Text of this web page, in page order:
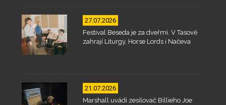
27.07.2026
Festival Beseda je za dveřmi. V Tasově
zahrají Liturgy, Horse Lords i Načeva
21.07.2026
Marshall uvádí zesilovač Billieho Joe